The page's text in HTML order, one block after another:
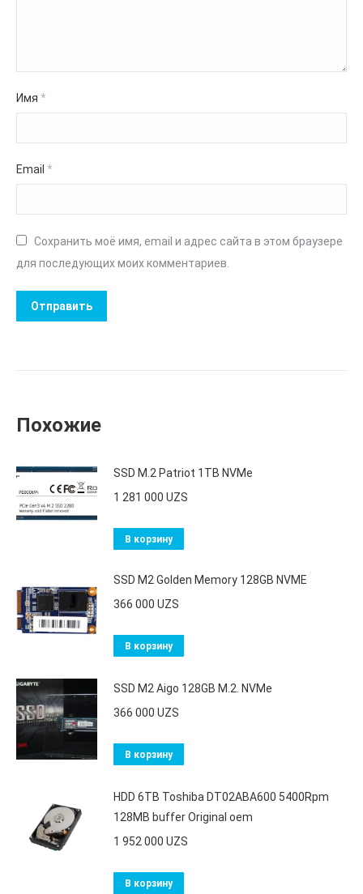
Имя *
Email *
Сохранить моё имя, email и адрес сайта в этом браузере
для последующих моих комментариев.
Похожие
SSD M.2 Patriot 1TB NVMe
1 281 000 UZS
В корзину
SSD M2 Golden Memory 128GB NVME
366 000 UZS
В корзину
SSD M2 Aigo 128GB M.2. NVMe
366 000 UZS
В корзину
HDD 6TB Toshiba DT02ABA600 5400Rpm
128MB buffer Original oem
1 952 000 UZS
В корзину